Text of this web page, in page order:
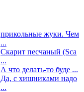
прикольные жуки. Чем
...
Скарит песчаный (Sca
...
А что делать-то буде ...
Да, с хищниками надо
...